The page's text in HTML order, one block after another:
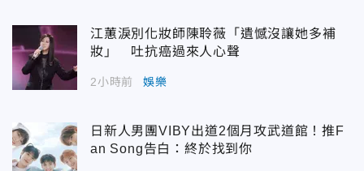
江蕙淚別化妝師陳聆薇「遺憾沒讓她多補
妝」 吐抗癌過來人心聲
2小時前 娛樂
日新人男團VIBY出道2個月攻武道館！推F
an Song告白：終於找到你